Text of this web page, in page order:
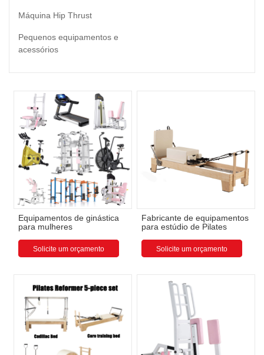
Máquina Hip Thrust
Pequenos equipamentos e
acessórios
Equipamentos de ginástica
para mulheres
Solicite um orçamento
Fabricante de equipamentos
para estúdio de Pilates
Solicite um orçamento